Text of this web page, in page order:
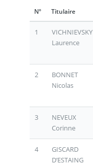
N° Titulaire
1
VICHNIEVSKY
Laurence
2
BONNET
Nicolas
3
NEVEUX
Corinne
4
GISCARD
D’ESTAING